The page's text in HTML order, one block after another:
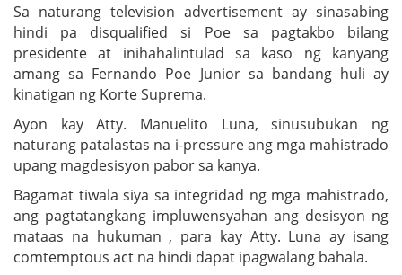
Sa naturang television advertisement ay sinasabing
hindi pa disqualified si Poe sa pagtakbo bilang
presidente at inihahalintulad sa kaso ng kanyang
amang sa Fernando Poe Junior sa bandang huli ay
kinatigan ng Korte Suprema.
Ayon kay Atty. Manuelito Luna, sinusubukan ng
naturang patalastas na i-pressure ang mga mahistrado
upang magdesisyon pabor sa kanya.
Bagamat tiwala siya sa integridad ng mga mahistrado,
ang pagtatangkang impluwensyahan ang desisyon ng
mataas na hukuman , para kay Atty. Luna ay isang
comtemptous act na hindi dapat ipagwalang bahala.